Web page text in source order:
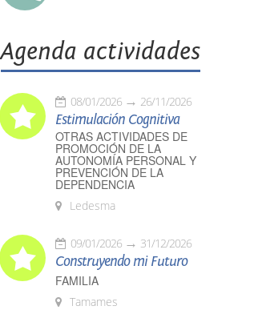
Agenda actividades
08/01/2026 26/11/2026
Estimulación Cognitiva
OTRAS ACTIVIDADES DE
PROMOCIÓN DE LA
AUTONOMÍA PERSONAL Y
PREVENCIÓN DE LA
DEPENDENCIA
Ledesma
09/01/2026 31/12/2026
Construyendo mi Futuro
FAMILIA
Tamames